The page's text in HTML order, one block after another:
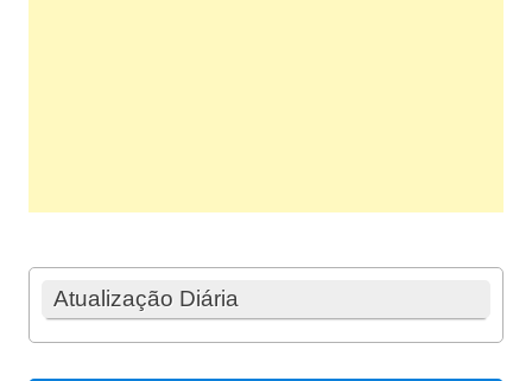
Atualização Diária